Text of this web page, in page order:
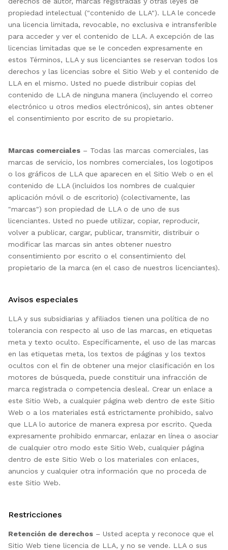
propiedad intelectual ("contenido de LLA"). LLA le concede
una licencia limitada, revocable, no exclusiva e intransferible
para acceder y ver el contenido de LLA. A excepción de las
licencias limitadas que se le conceden expresamente en
estos Términos, LLA y sus licenciantes se reservan todos los
derechos y las licencias sobre el Sitio Web y el contenido de
LLA en el mismo. Usted no puede distribuir copias del
contenido de LLA de ninguna manera (incluyendo el correo
electrónico u otros medios electrónicos), sin antes obtener
el consentimiento por escrito de su propietario.
Marcas comerciales – Todas las marcas comerciales, las
marcas de servicio, los nombres comerciales, los logotipos
o los gráficos de LLA que aparecen en el Sitio Web o en el
contenido de LLA (incluidos los nombres de cualquier
aplicación móvil o de escritorio) (colectivamente, las
"marcas") son propiedad de LLA o de uno de sus
licenciantes. Usted no puede utilizar, copiar, reproducir,
volver a publicar, cargar, publicar, transmitir, distribuir o
modificar las marcas sin antes obtener nuestro
consentimiento por escrito o el consentimiento del
propietario de la marca (en el caso de nuestros licenciantes).
Avisos especiales
LLA y sus subsidiarias y afiliados tienen una política de no
tolerancia con respecto al uso de las marcas, en etiquetas
meta y texto oculto. Específicamente, el uso de las marcas
en las etiquetas meta, los textos de páginas y los textos
ocultos con el fin de obtener una mejor clasificación en los
motores de búsqueda, puede constituir una infracción de
marca registrada o competencia desleal. Crear un enlace a
este Sitio Web, a cualquier página web dentro de este Sitio
Web o a los materiales está estrictamente prohibido, salvo
que LLA lo autorice de manera expresa por escrito. Queda
expresamente prohibido enmarcar, enlazar en línea o asociar
de cualquier otro modo este Sitio Web, cualquier página
dentro de este Sitio Web o los materiales con enlaces,
anuncios y cualquier otra información que no proceda de
este Sitio Web.
Restricciones
Retención de derechos – Usted acepta y reconoce que el
Sitio Web tiene licencia de LLA, y no se vende. LLA o sus